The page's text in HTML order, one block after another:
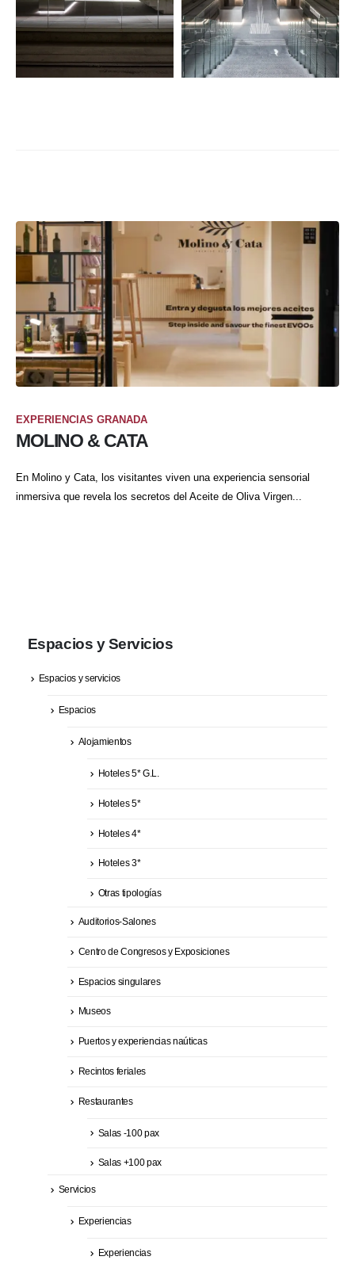
EXPERIENCIAS GRANADA
MOLINO & CATA
En Molino y Cata, los visitantes viven una experiencia sensorial
inmersiva que revela los secretos del Aceite de Oliva Virgen...
Espacios y Servicios
Espacios y servicios
Espacios
Alojamientos
Hoteles 5* G.L.
Hoteles 5*
Hoteles 4*
Hoteles 3*
Otras tipologías
Auditorios-Salones
Centro de Congresos y Exposiciones
Espacios singulares
Museos
Puertos y experiencias naúticas
Recintos feriales
Restaurantes
Salas -100 pax
Salas +100 pax
Servicios
Experiencias
Experiencias